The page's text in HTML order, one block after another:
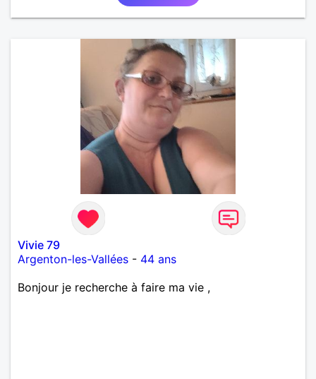
Vivie 79
Argenton-les-Vallées - 44 ans
Bonjour je recherche à faire ma vie ,